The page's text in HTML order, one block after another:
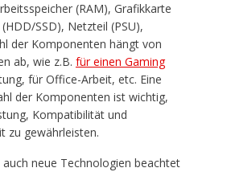
(RAM), Grafikkarte
SSD), Netzteil (PSU),
der Komponenten hängt von
ab, wie z.B. für einen Gaming
für Office-Arbeit, etc. Eine
der Komponenten ist wichtig,
Kompatibilität und
zu gewährleisten.
neue Technologien beachtet